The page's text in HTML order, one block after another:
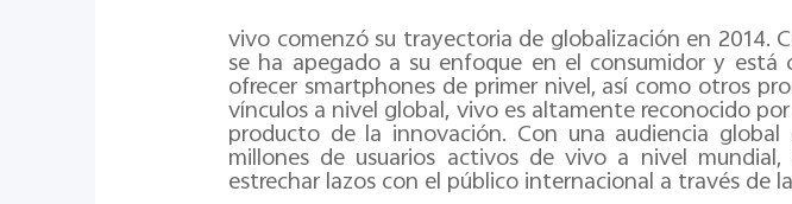
vivo comenzó su trayectoria de globalización en 2014.
se ha apegado a su enfoque en el consumidor y
ofrecer smartphones de primer nivel, así como otros
vínculos a nivel global, vivo es altamente reconocido
producto de la innovación. Con una audiencia
millones de usuarios activos de vivo a nivel
estrechar lazos con el público internacional a través de